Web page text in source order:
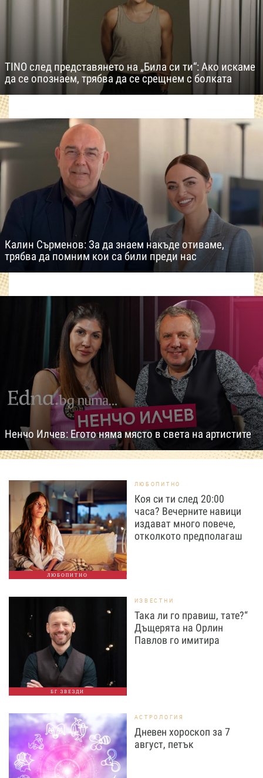
TINO след представянето на „Била си ти“: Ако искаме
да се опознаем, трябва да се срещнем с болката
Калин Сърменов: За да знаем накъде отиваме,
трябва да помним кои са били преди нас
Ненчо Илчев: Егото няма място в света на артистите
ЛЮБОПИТНО
ЛЮБОПИТНО
Коя си ти след 20:00
часа? Вечерните навици
издават много повече,
отколкото предполагаш
БГ ЗВЕЗДИ
ИЗВЕСТНИ
Така ли го правиш, тате?“
Дъщерята на Орлин
Павлов го имитира
АСТРОЛОГИЯ
Дневен хороскоп за 7
август, петък